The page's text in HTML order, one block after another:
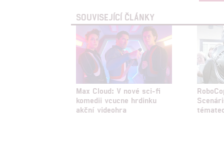
SOUVISEJÍCÍ ČLÁNKY
Max Cloud: V nové sci-fi
komedii vcucne hrdinku
akční videohra